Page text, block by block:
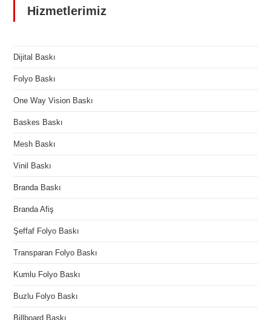
Hizmetlerimiz
Dijital Baskı
Folyo Baskı
One Way Vision Baskı
Baskes Baskı
Mesh Baskı
Vinil Baskı
Branda Baskı
Branda Afiş
Şeffaf Folyo Baskı
Transparan Folyo Baskı
Kumlu Folyo Baskı
Buzlu Folyo Baskı
Billboard Baskı